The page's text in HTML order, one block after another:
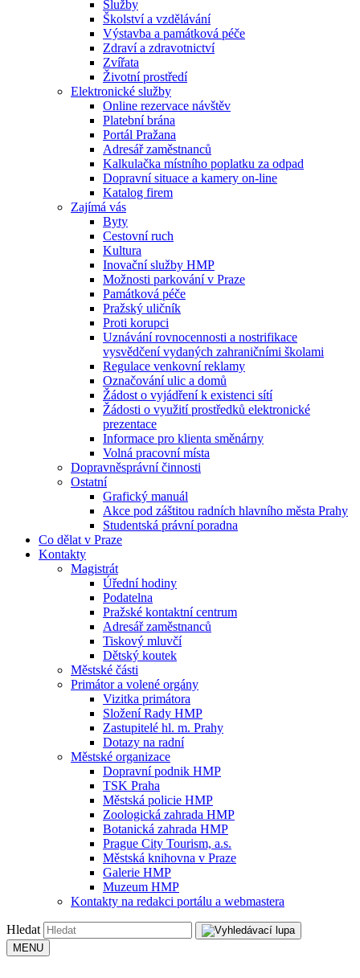
Služby
Školství a vzdělávání
Výstavba a památková péče
Zdraví a zdravotnictví
Zvířata
Životní prostředí
Elektronické služby
Online rezervace návštěv
Platební brána
Portál Pražana
Adresář zaměstnanců
Kalkulačka místního poplatku za odpad
Dopravní situace a kamery on-line
Katalog firem
Zajímá vás
Byty
Cestovní ruch
Kultura
Inovační služby HMP
Možnosti parkování v Praze
Památková péče
Pražský uličník
Proti korupci
Uznávání rovnocennosti a nostrifikace
vysvědčení vydaných zahraničními školami
Regulace venkovní reklamy
Označování ulic a domů
Žádost o vyjádření k existenci sítí
Žádosti o využití prostředků elektronické
prezentace
Informace pro klienta směnárny
Volná pracovní místa
Dopravněsprávní činnosti
Ostatní
Grafický manuál
Akce pod záštitou radních hlavního města Prahy
Studentská právní poradna
Co dělat v Praze
Kontakty
Magistrát
Úřední hodiny
Podatelna
Pražské kontaktní centrum
Adresář zaměstnanců
Tiskový mluvčí
Dětský koutek
Městské části
Primátor a volené orgány
Vizitka primátora
Složení Rady HMP
Zastupitelé hl. m. Prahy
Dotazy na radní
Městské organizace
Dopravní podnik HMP
TSK Praha
Městská policie HMP
Zoologická zahrada HMP
Botanická zahrada HMP
Prague City Tourism, a.s.
Městská knihovna v Praze
Galerie HMP
Muzeum HMP
Kontakty na redakci portálu a webmastera
Hledat
MENU